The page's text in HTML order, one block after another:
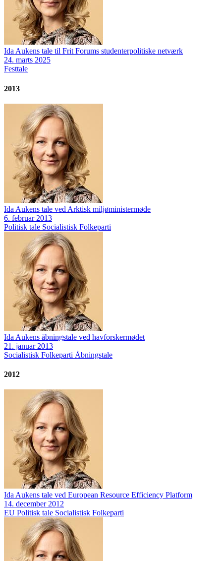
Ida Aukens tale til Frit Forums studenterpolitiske netværk
24. marts 2025
Festtale
2013
Ida Aukens tale ved Arktisk miljøministermøde
6. februar 2013
Politisk tale Socialistisk Folkeparti
Ida Aukens åbningstale ved havforskermødet
21. januar 2013
Socialistisk Folkeparti Åbningstale
2012
Ida Aukens tale ved European Resource Efficiency Platform
14. december 2012
EU Politisk tale Socialistisk Folkeparti